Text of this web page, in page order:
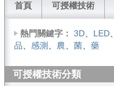
首頁 可授權技術
熱門關鍵字： 3D、 LED、
品、 感測 、 農、 菌、 藥
可授權技術分類